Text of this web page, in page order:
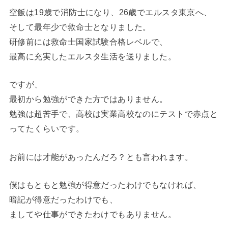
空飯は19歳で消防士になり、26歳でエルスタ東京へ、
そして最年少で救命士となりました。
研修前には救命士国家試験合格レベルで、
最高に充実したエルスタ生活を送りました。
ですが、
最初から勉強ができた方ではありません。
勉強は超苦手で、高校は実業高校なのにテストで赤点と
ってたくらいです。
お前には才能があったんだろ？とも言われます。
僕はもともと勉強が得意だったわけでもなければ、
暗記が得意だったわけでも、
ましてや仕事ができたわけでもありません。